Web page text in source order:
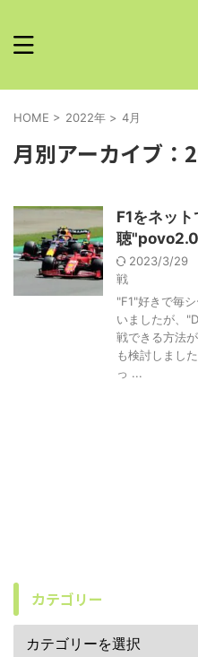
HOME > 2022年 > 4月
月別アーカイブ：
F1をネッ
聴
2023/3/29
戦
"F1"好きで毎
いましたが、
戦できる方法
も検討しまし
っ ...
カテゴリー